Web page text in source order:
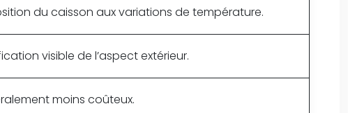
du caisson aux variations de température.
visible de l’aspect extérieur.
moins coûteux.